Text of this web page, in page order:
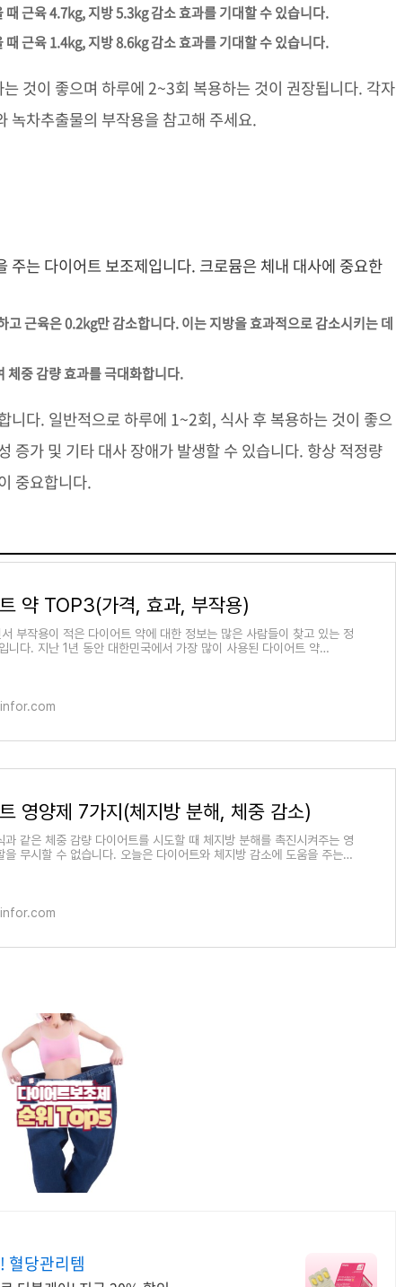
근육 4.7kg, 지방 5.3kg 감소 효과를 기대할 수 있습니다.
근육 1.4kg, 지방 8.6kg 감소 효과를 기대할 수 있습니다.
것이 좋으며 하루에 2~3회 복용하는 것이 권장됩니다. 각자
녹차추출물의 부작용을 참고해 주세요.
주는 다이어트 보조제입니다. 크로뮴은 체내 대사에 중요한
근육은 0.2kg만 감소합니다. 이는 지방을 효과적으로 감소시키는 데
체중 감량 효과를 극대화합니다.
니다. 일반적으로 하루에 1~2회, 식사 후 복용하는 것이 좋으
증가 및 기타 대사 장애가 발생할 수 있습니다. 항상 적정량
중요합니다.
약 TOP3(가격, 효과, 부작용)
부작용이 적은 다이어트 약에 대한 정보는 많은 사람들이 찾고 있는 정
니다. 지난 1년 동안 대한민국에서 가장 많이 사용된 다이어트 약
영양제 7가지(체지방 분해, 체중 감소)
과 같은 체중 감량 다이어트를 시도할 때 체지방 분해를 촉진시켜주는 영
을 무시할 수 없습니다. 오늘은 다이어트와 체지방 감소에 도움을 주는
혈당관리템